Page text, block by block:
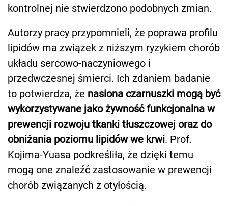
kontrolnej nie stwierdzono podobnych zmian.
Autorzy pracy przypomnieli, że poprawa profilu
lipidów ma związek z niższym ryzykiem chorób
układu sercowo-naczyniowego i
przedwczesnej śmierci. Ich zdaniem badanie
to potwierdza, że nasiona czarnuszki mogą być
wykorzystywane jako żywność funkcjonalna w
prewencji rozwoju tkanki tłuszczowej oraz do
obniżania poziomu lipidów we krwi. Prof.
Kojima-Yuasa podkreśliła, że dzięki temu
mogą one znaleźć zastosowanie w prewencji
chorób związanych z otyłością.